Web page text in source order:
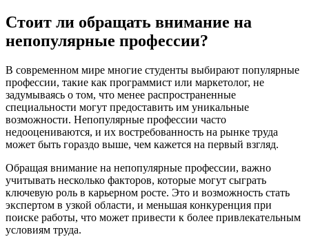
Стоит ли обращать внимание на
непопулярные профессии?
В современном мире многие студенты выбирают популярные
профессии, такие как программист или маркетолог, не
задумываясь о том, что менее распространенные
специальности могут предоставить им уникальные
возможности. Непопулярные профессии часто
недооцениваются, и их востребованность на рынке труда
может быть гораздо выше, чем кажется на первый взгляд.
Обращая внимание на непопулярные профессии, важно
учитывать несколько факторов, которые могут сыграть
ключевую роль в карьерном росте. Это и возможность стать
экспертом в узкой области, и меньшая конкуренция при
поиске работы, что может привести к более привлекательным
условиям труда.